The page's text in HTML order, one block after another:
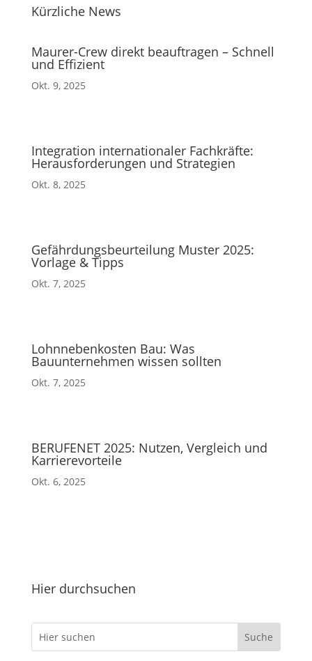
Kürzliche News
Maurer-Crew direkt beauftragen – Schnell
und Effizient
Okt. 9, 2025
Integration internationaler Fachkräfte:
Herausforderungen und Strategien
Okt. 8, 2025
Gefährdungsbeurteilung Muster 2025:
Vorlage & Tipps
Okt. 7, 2025
Lohnnebenkosten Bau: Was
Bauunternehmen wissen sollten
Okt. 7, 2025
BERUFENET 2025: Nutzen, Vergleich und
Karrierevorteile
Okt. 6, 2025
Hier durchsuchen